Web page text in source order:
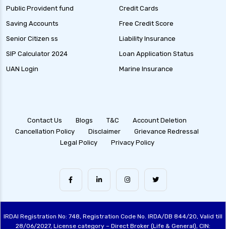
Public Provident fund
Saving Accounts
Senior Citizen ss
SIP Calculator 2024
UAN Login
Credit Cards
Free Credit Score
Liability Insurance
Loan Application Status
Marine Insurance
Contact Us Blogs T&C
Account Deletion
Cancellation Policy
Disclaimer
Grievance Redressal
Legal Policy
Privacy Policy
IRDAI Registration No: 748, Registration Code No. IRDA/DB 844/20, Valid till
28/06/2027, License category – Direct Broker (Life & General), CIN: